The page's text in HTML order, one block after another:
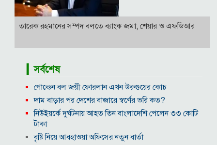
তারেক রহমানের সম্পদ বলতে ব্যাংক জমা, শেয়ার ও এফডিআর
▎সর্বশেষ
গোল্ডেন বল জয়ী ফোরলান এখন উরুগুয়ের কোচ
দাম বাড়ার পর দেশের বাজারে স্বর্ণের ভরি কত?
নিউইয়র্কে দুর্ঘটনায় আহত তিন বাংলাদেশি পেলেন ৩৩ কোটি
টাকা
বৃষ্টি নিয়ে আবহাওয়া অফিসের নতুন বার্তা